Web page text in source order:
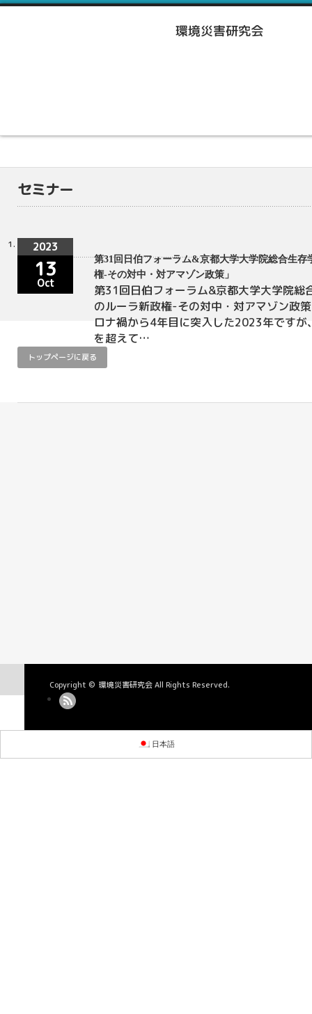
セミナー
2023
13
Oct
第31回日伯フォーラム&京都大学大学院総合生
権-その対中・対アマゾン政策」
第31回日伯フォーラム&京都大学大学院
のルーラ新政権-その対中・対アマゾン政
ロナ禍から4年目に突入した2023年です
を超えて…
トップページに戻る
Copyright © 環境災害研究会All Rights Reserved.
日本語